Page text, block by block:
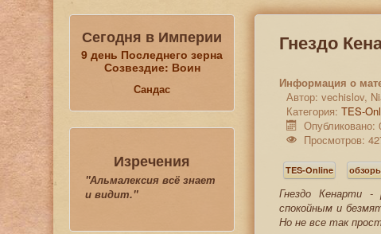
Сегодня в Империи
9 день Последнего зерна
Созвездие: Воин
Сандас
Изречения
"Альмалексия всё знает
и видит."
Гнездо
Информация о
Автор:vechislov,
Категория:TES-
Опубликовано:
Просмотров:
TES-Online
Гнездо Кенарти -
спокойным и
Но не все так